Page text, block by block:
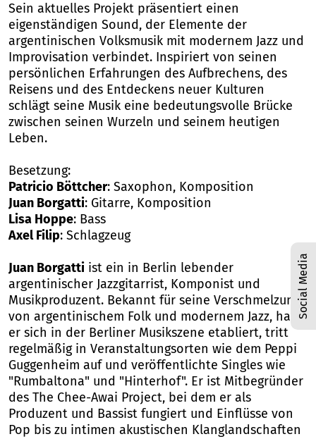
Social Media
Sein aktuelles Projekt präsentiert einen
eigenständigen Sound, der Elemente der
argentinischen Volksmusik mit modernem Jazz und
Improvisation verbindet. Inspiriert von seinen
persönlichen Erfahrungen des Aufbrechens, des
Reisens und des Entdeckens neuer Kulturen
schlägt seine Musik eine bedeutungsvolle Brücke
zwischen seinen Wurzeln und seinem heutigen
Leben.
Besetzung:
Patricio Böttcher: Saxophon, Komposition
Juan Borgatti: Gitarre, Komposition
Lisa Hoppe: Bass
Axel Filip: Schlagzeug
Juan Borgatti ist ein in Berlin lebender
argentinischer Jazzgitarrist, Komponist und
Musikproduzent. Bekannt für seine Verschmelzung
von argentinischem Folk und modernem Jazz, hat
er sich in der Berliner Musikszene etabliert, tritt
regelmäßig in Veranstaltungsorten wie dem Peppi
Guggenheim auf und veröffentlichte Singles wie
"Rumbaltona" und "Hinterhof". Er ist Mitbegründer
des The Chee-Awai Project, bei dem er als
Produzent und Bassist fungiert und Einflüsse von
Pop bis zu intimen akustischen Klanglandschaften